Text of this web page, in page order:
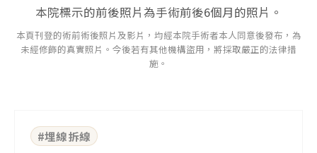
本院標示的前後照片為手術前後6個月的照片。
本頁刊登的術前術後照片及影片，均經本院手術者本人同意後發布，為
未經修飾的真實照片。今後若有其他機構盜用，將採取嚴正的法律措
施。
BEFORE
#埋線拆線